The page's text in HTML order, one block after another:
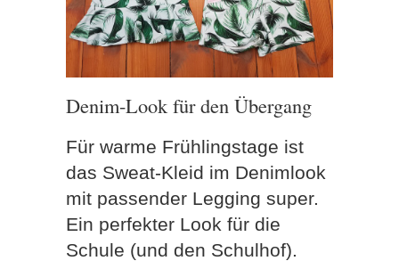
Denim-Look für den Übergang
Für warme Frühlingstage ist
das Sweat-Kleid im Denimlook
mit passender Legging super.
Ein perfekter Look für die
Schule (und den Schulhof).